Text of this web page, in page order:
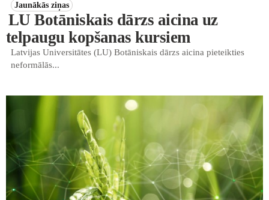
Jaunākās ziņas
LU Botāniskais dārzs aicina uz
telpaugu kopšanas kursiem
Latvijas Universitātes (LU) Botāniskais dārzs aicina pieteikties
neformālās...